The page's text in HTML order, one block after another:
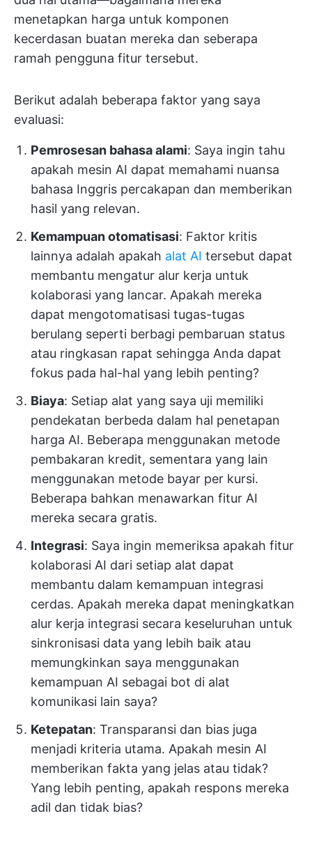
menetapkan harga untuk komponen
kecerdasan buatan mereka dan seberapa
ramah pengguna fitur tersebut.
Berikut adalah beberapa faktor yang saya
evaluasi:
Pemrosesan bahasa alami: Saya ingin tahu
apakah mesin AI dapat memahami nuansa
bahasa Inggris percakapan dan memberikan
hasil yang relevan.
Kemampuan otomatisasi: Faktor kritis
lainnya adalah apakah alat AI tersebut dapat
membantu mengatur alur kerja untuk
kolaborasi yang lancar. Apakah mereka
dapat mengotomatisasi tugas-tugas
berulang seperti berbagi pembaruan status
atau ringkasan rapat sehingga Anda dapat
fokus pada hal-hal yang lebih penting?
Biaya: Setiap alat yang saya uji memiliki
pendekatan berbeda dalam hal penetapan
harga AI. Beberapa menggunakan metode
pembakaran kredit, sementara yang lain
menggunakan metode bayar per kursi.
Beberapa bahkan menawarkan fitur AI
mereka secara gratis.
Integrasi: Saya ingin memeriksa apakah fitur
kolaborasi AI dari setiap alat dapat
membantu dalam kemampuan integrasi
cerdas. Apakah mereka dapat meningkatkan
alur kerja integrasi secara keseluruhan untuk
sinkronisasi data yang lebih baik atau
memungkinkan saya menggunakan
kemampuan AI sebagai bot di alat
komunikasi lain saya?
Ketepatan: Transparansi dan bias juga
menjadi kriteria utama. Apakah mesin AI
memberikan fakta yang jelas atau tidak?
Yang lebih penting, apakah respons mereka
adil dan tidak bias?